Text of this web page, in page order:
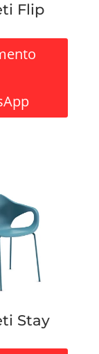
Flip
Stay